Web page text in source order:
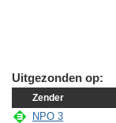
Uitgezonden op:
Zender
NPO 3